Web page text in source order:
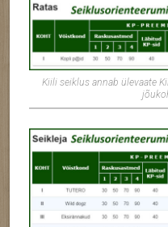
Kiili seiklus annab ülevaate